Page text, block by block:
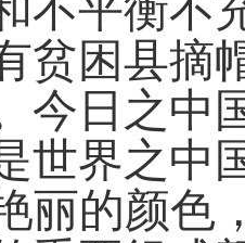
不平衡不
贫困县摘
今日之中
世界之中
丽的颜色